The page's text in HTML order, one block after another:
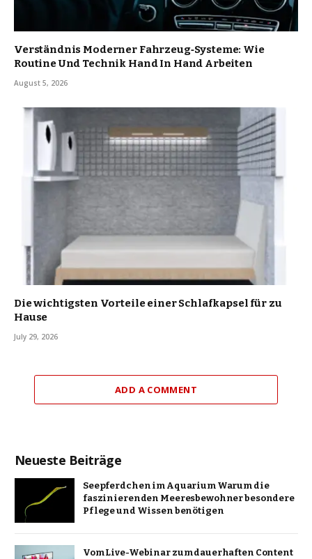
Verständnis Moderner Fahrzeug‑Systeme: Wie
Routine Und Technik Hand In Hand Arbeiten
August 5, 2026
Die wichtigsten Vorteile einer Schlafkapsel für zu
Hause
July 29, 2026
ADD A COMMENT
Neueste Beiträge
Seepferdchen im Aquarium Warum die
faszinierenden Meeresbewohner besondere
Pflege und Wissen benötigen
Vom Live-Webinar zum dauerhaften Content